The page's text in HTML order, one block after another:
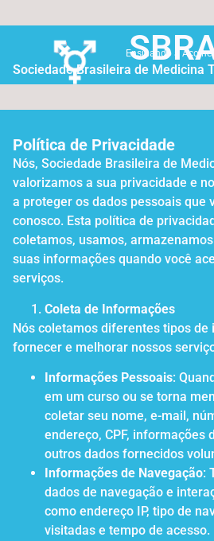
Ensinando a
Sociedade Brasileira de Medicina
Política de Privacidade
Nós, Sociedade Brasileira de
valorizamos a sua privacidade e
a proteger os dados pessoais que
conosco. Esta política de
coletamos, usamos,
suas informações quando você
serviços.
Coleta de Informações
Nós coletamos diferentes tipos de
fornecer e melhorar nossos
Informações Pessoais:
em um curso ou se torna
coletar seu nome, e-mail,
endereço, CPF, informações
outros dados fornecidos
Informações de Navegação:
dados de navegação e
como endereço IP, tipo de
visitadas e tempo de acesso.